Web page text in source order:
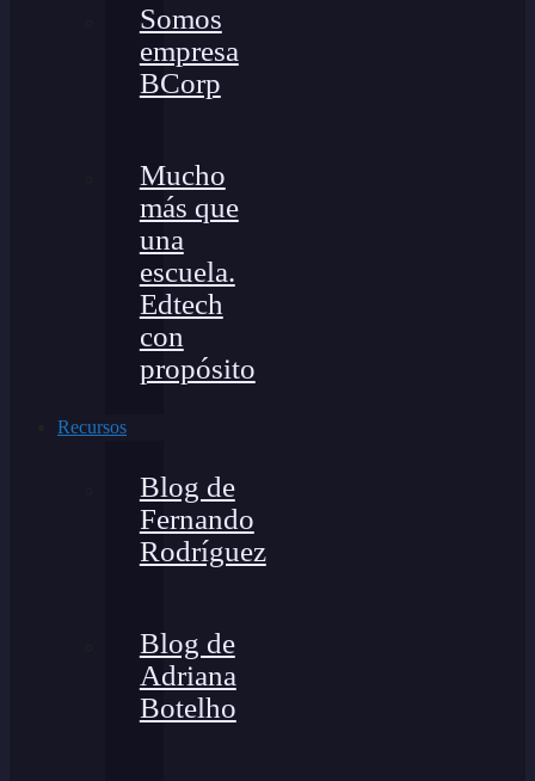
Somos
empresa
BCorp
Mucho
más que
una
escuela.
Edtech
con
propósito
Recursos
Blog de
Fernando
Rodríguez
Blog de
Adriana
Botelho